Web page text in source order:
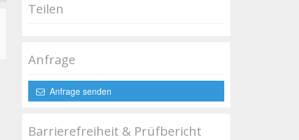
Teilen
Anfrage
Anfrage senden
Barrierefreiheit & Prüfbericht